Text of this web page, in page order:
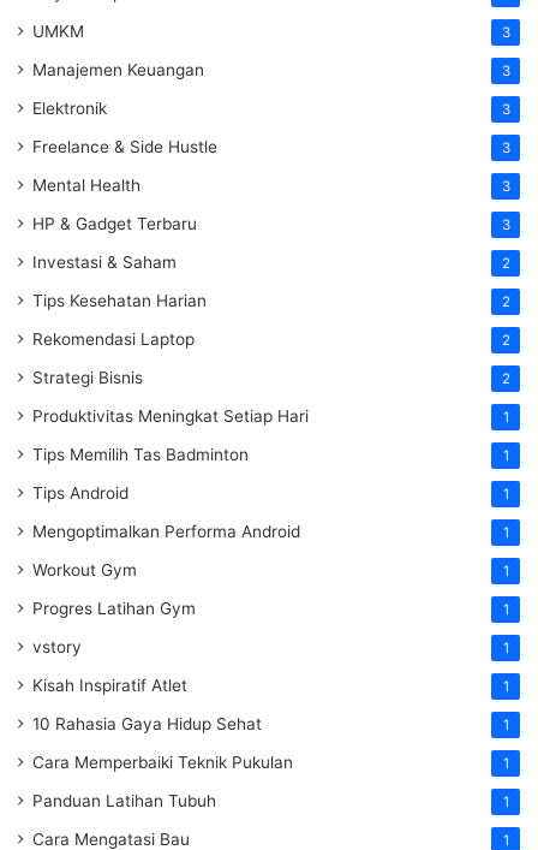
UMKM 3
Manajemen Keuangan 3
Elektronik 3
Freelance & Side Hustle 3
Mental Health 3
HP & Gadget Terbaru 3
Investasi & Saham 2
Tips Kesehatan Harian 2
Rekomendasi Laptop 2
Strategi Bisnis 2
Produktivitas Meningkat Setiap Hari 1
Tips Memilih Tas Badminton 1
Tips Android 1
Mengoptimalkan Performa Android 1
Workout Gym 1
Progres Latihan Gym 1
vstory 1
Kisah Inspiratif Atlet 1
10 Rahasia Gaya Hidup Sehat 1
Cara Memperbaiki Teknik Pukulan 1
Panduan Latihan Tubuh 1
Cara Mengatasi Bau 1